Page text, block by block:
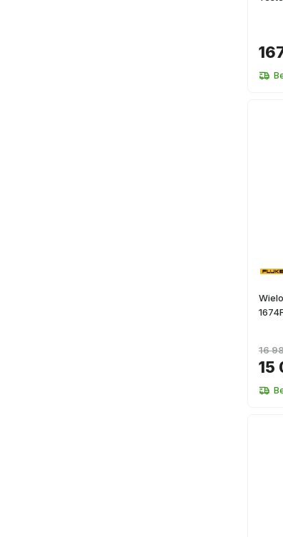
15
16